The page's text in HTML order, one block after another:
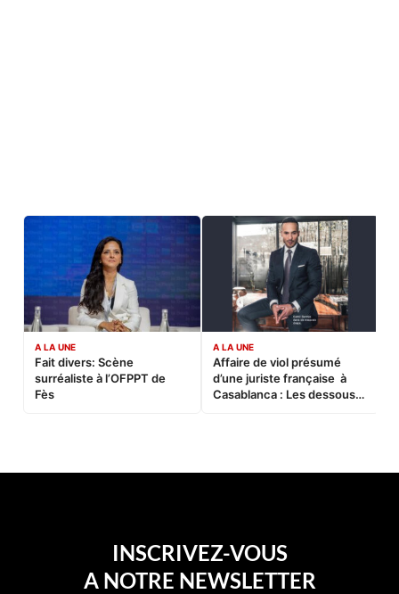
A LA UNE
Fait divers: Scène
surréaliste à l’OFPPT de
Fès
A LA UNE
Affaire de viol présumé
d’une juriste française à
Casablanca : Les dessous
INSCRIVEZ-VOUS
A NOTRE NEWSLETTER